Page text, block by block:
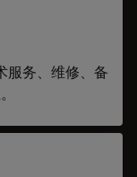
服务、维修、备